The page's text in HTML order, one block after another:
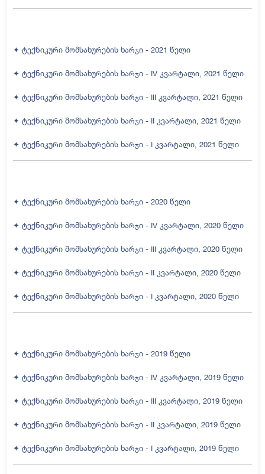
✦ ტექნიკური მომსახურების ხარჯი - 2021 წელი
✦ ტექნიკური მომსახურების ხარჯი - IV კვარტალი, 2021 წელი
✦ ტექნიკური მომსახურების ხარჯი - III კვარტალი, 2021 წელი
✦ ტექნიკური მომსახურების ხარჯი - II კვარტალი, 2021 წელი
✦ ტექნიკური მომსახურების ხარჯი - I კვარტალი, 2021 წელი
✦ ტექნიკური მომსახურების ხარჯი - 2020 წელი
✦ ტექნიკური მომსახურების ხარჯი - IV კვარტალი, 2020 წელი
✦ ტექნიკური მომსახურების ხარჯი - III კვარტალი, 2020 წელი
✦ ტექნიკური მომსახურების ხარჯი - II კვარტალი, 2020 წელი
✦ ტექნიკური მომსახურების ხარჯი - I კვარტალი, 2020 წელი
✦ ტექნიკური მომსახურების ხარჯი - 2019 წელი
✦ ტექნიკური მომსახურების ხარჯი - IV კვარტალი, 2019 წელი
✦ ტექნიკური მომსახურების ხარჯი - III კვარტალი, 2019 წელი
✦ ტექნიკური მომსახურების ხარჯი - II კვარტალი, 2019 წელი
✦ ტექნიკური მომსახურების ხარჯი - I კვარტალი, 2019 წელი